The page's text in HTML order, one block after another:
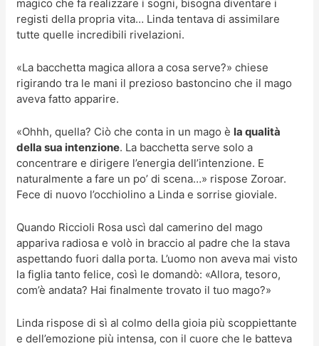
magico che fa realizzare i sogni, bisogna diventare i
registi della propria vita… Linda tentava di assimilare
tutte quelle incredibili rivelazioni.
«La bacchetta magica allora a cosa serve?» chiese
rigirando tra le mani il prezioso bastoncino che il mago
aveva fatto apparire.
«Ohhh, quella? Ciò che conta in un mago è la qualità
della sua intenzione. La bacchetta serve solo a
concentrare e dirigere l’energia dell’intenzione. E
naturalmente a fare un po’ di scena…» rispose Zoroar.
Fece di nuovo l’occhiolino a Linda e sorrise gioviale.
Quando Riccioli Rosa uscì dal camerino del mago
appariva radiosa e volò in braccio al padre che la stava
aspettando fuori dalla porta. L’uomo non aveva mai visto
la figlia tanto felice, così le domandò: «Allora, tesoro,
com’è andata? Hai finalmente trovato il tuo mago?»
Linda rispose di sì al colmo della gioia più scoppiettante
e dell’emozione più intensa, con il cuore che le batteva